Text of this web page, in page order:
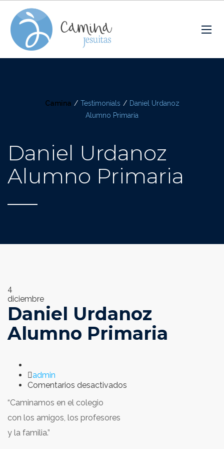
Camina / Testimonials / Daniel Urdanoz
Alumno Primaria
Daniel Urdanoz
Alumno Primaria
4
diciembre
Daniel Urdanoz
Alumno Primaria
Author
admin
Comentarios desactivados
“Caminamos en el colegio
con los amigos, los profesores
y la familia.”